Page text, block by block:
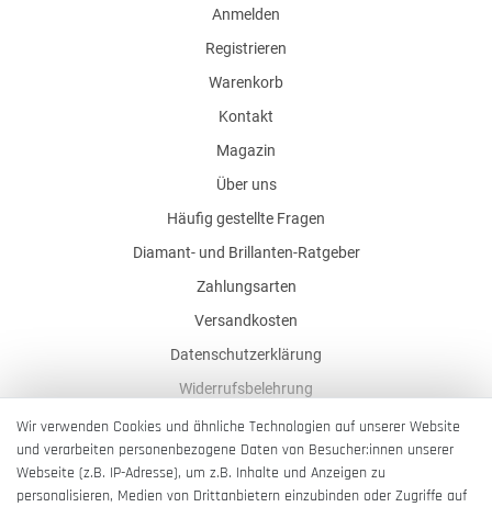
Anmelden
Registrieren
Warenkorb
Kontakt
Magazin
Über uns
Häufig gestellte Fragen
Diamant- und Brillanten-Ratgeber
Zahlungsarten
Versandkosten
Datenschutzerklärung
Widerrufsbelehrung
AGB
Impressum
Barrierefreiheitserklärung
Wir verwenden Cookies und ähnliche Technologien auf unserer Website
und verarbeiten personenbezogene Daten von Besucher:innen unserer
Webseite (z.B. IP-Adresse), um z.B. Inhalte und Anzeigen zu
personalisieren, Medien von Drittanbietern einzubinden oder Zugriffe auf